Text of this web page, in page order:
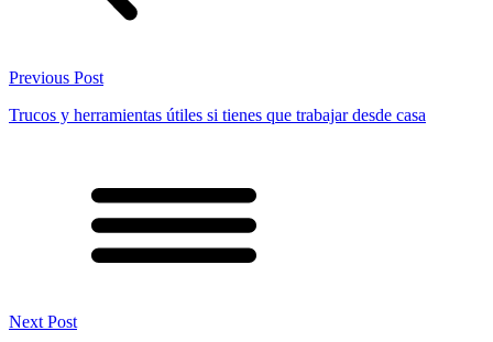
Previous Post
Trucos y herramientas útiles si tienes que trabajar desde casa
Next Post